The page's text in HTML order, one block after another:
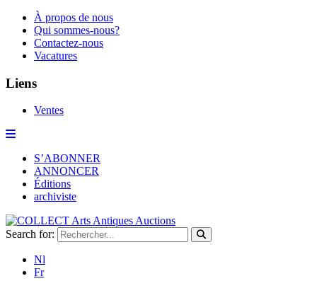
À propos de nous
Qui sommes-nous?
Contactez-nous
Vacatures
Liens
Ventes
S’ABONNER
ANNONCER
Éditions
archiviste
Search for:
Nl
Fr